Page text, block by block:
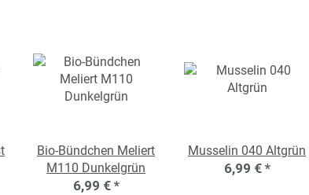
Bio-Bündchen Meliert
M110 Dunkelgrün
6,99 € *
Musselin 040 Altgrün
6,99 € *